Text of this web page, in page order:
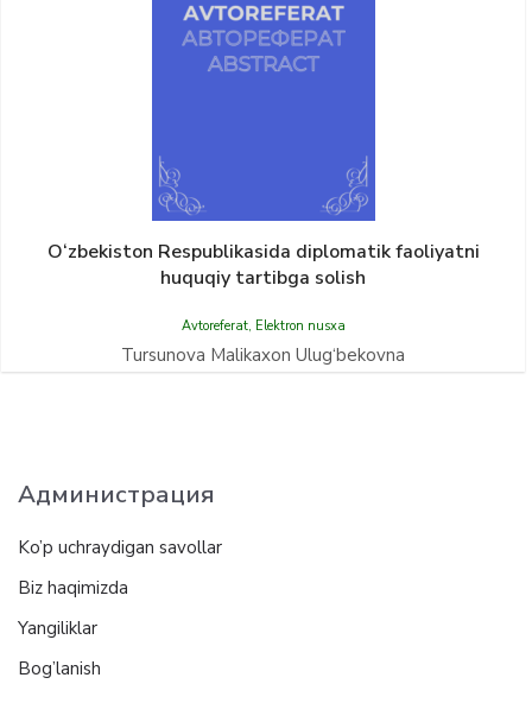
O‘zbekiston Respublikasida diplomatik faoliyatni
huquqiy tartibga solish
Avtoreferat, Elektron nusxa
Tursunova Malikaxon Ulug‘bekovna
Администрация
Ko’p uchraydigan savollar
Biz haqimizda
Yangiliklar
Bog’lanish